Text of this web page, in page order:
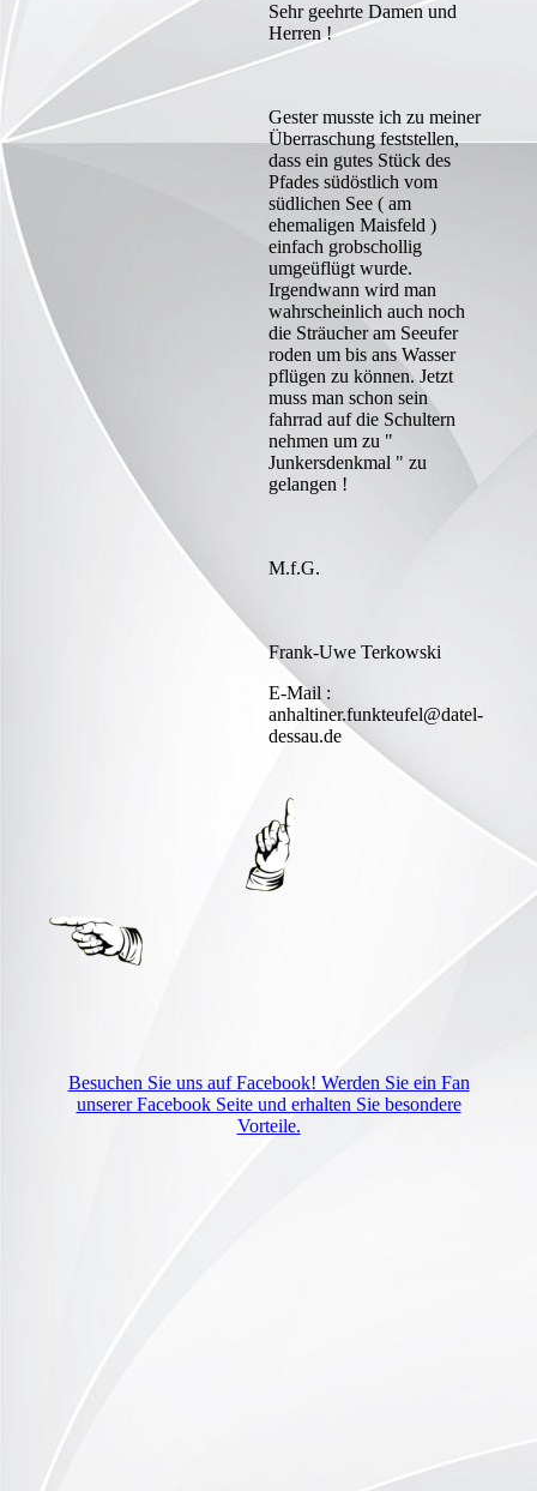
Sehr geehrte Damen und
Herren !
Gester musste ich zu meiner
Überraschung feststellen,
dass ein gutes Stück des
Pfades südöstlich vom
südlichen See ( am
ehemaligen Maisfeld )
einfach grobschollig
umgeüflügt wurde.
Irgendwann wird man
wahrscheinlich auch noch
die Sträucher am Seeufer
roden um bis ans Wasser
pflügen zu können. Jetzt
muss man schon sein
fahrrad auf die Schultern
nehmen um zu "
Junkersdenkmal " zu
gelangen !
M.f.G.
Frank-Uwe Terkowski
E-Mail :
anhaltiner.funkteufel@datel-
dessau.de
Besuchen Sie uns auf Facebook! Werden Sie ein Fan
unserer Facebook Seite und erhalten Sie besondere
Vorteile.